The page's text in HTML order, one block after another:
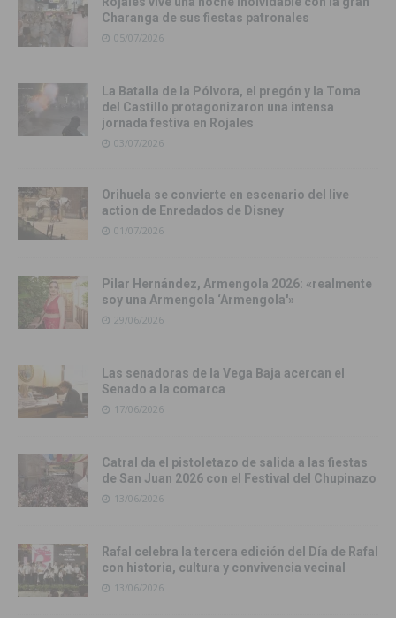
Charanga de sus fiestas patronales
05/07/2026
La Batalla de la Pólvora, el pregón y la Toma
del Castillo protagonizaron una intensa
jornada festiva en Rojales
03/07/2026
Orihuela se convierte en escenario del live
action de Enredados de Disney
01/07/2026
Pilar Hernández, Armengola 2026: «realmente
soy una Armengola ‘Armengola'»
29/06/2026
Las senadoras de la Vega Baja acercan el
Senado a la comarca
17/06/2026
Catral da el pistoletazo de salida a las fiestas
de San Juan 2026 con el Festival del Chupinazo
13/06/2026
Rafal celebra la tercera edición del Día de Rafal
con historia, cultura y convivencia vecinal
13/06/2026